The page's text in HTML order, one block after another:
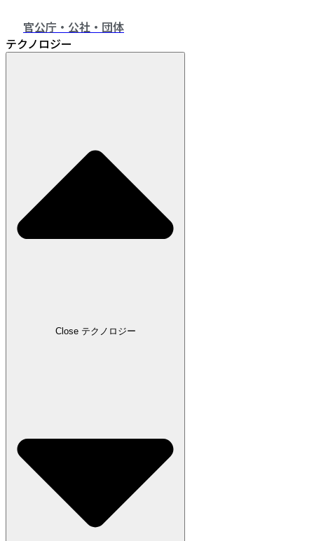
官公庁・公社・団体
テクノロジー
Close テクノロジー